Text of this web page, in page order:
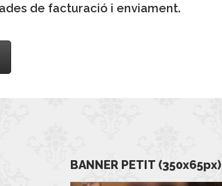
de facturació i enviament.
BANNER PETIT (350x65px)